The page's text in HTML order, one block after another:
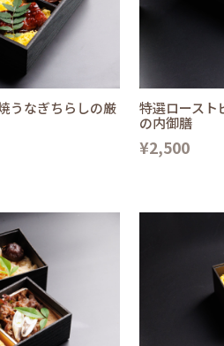
うなぎちらしの厳
特選ロースト
の内御膳
¥2,500